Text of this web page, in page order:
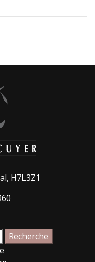
H7L3Z1
Recherche